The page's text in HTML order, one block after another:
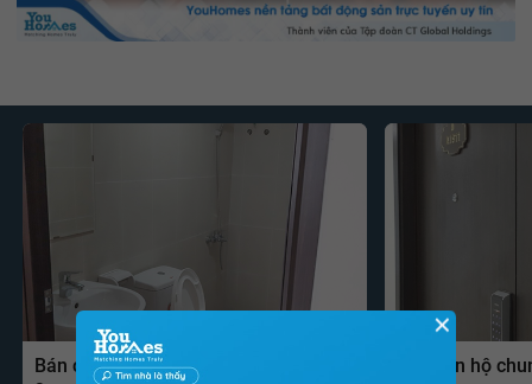
Bán căn hộ chung cư Khu căn hộ Sky
Bán căn hộ
✕